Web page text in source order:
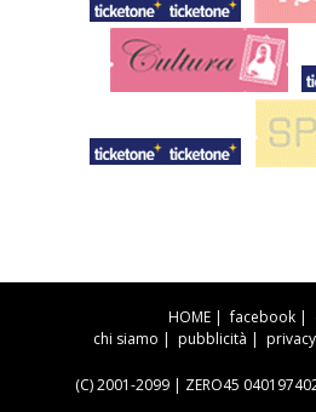
HOME | facebook |
chi siamo | pubblicità |
(C) 2001-2099 | ZERO45